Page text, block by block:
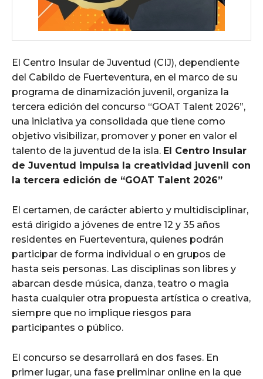
El Centro Insular de Juventud (CIJ), dependiente
del Cabildo de Fuerteventura, en el marco de su
programa de dinamización juvenil, organiza la
tercera edición del concurso “GOAT Talent 2026”,
una iniciativa ya consolidada que tiene como
objetivo visibilizar, promover y poner en valor el
talento de la juventud de la isla. El Centro Insular
de Juventud impulsa la creatividad juvenil con
la tercera edición de “GOAT Talent 2026”
El certamen, de carácter abierto y multidisciplinar,
está dirigido a jóvenes de entre 12 y 35 años
residentes en Fuerteventura, quienes podrán
participar de forma individual o en grupos de
hasta seis personas. Las disciplinas son libres y
abarcan desde música, danza, teatro o magia
hasta cualquier otra propuesta artística o creativa,
siempre que no implique riesgos para
participantes o público.
El concurso se desarrollará en dos fases. En
primer lugar, una fase preliminar online en la que